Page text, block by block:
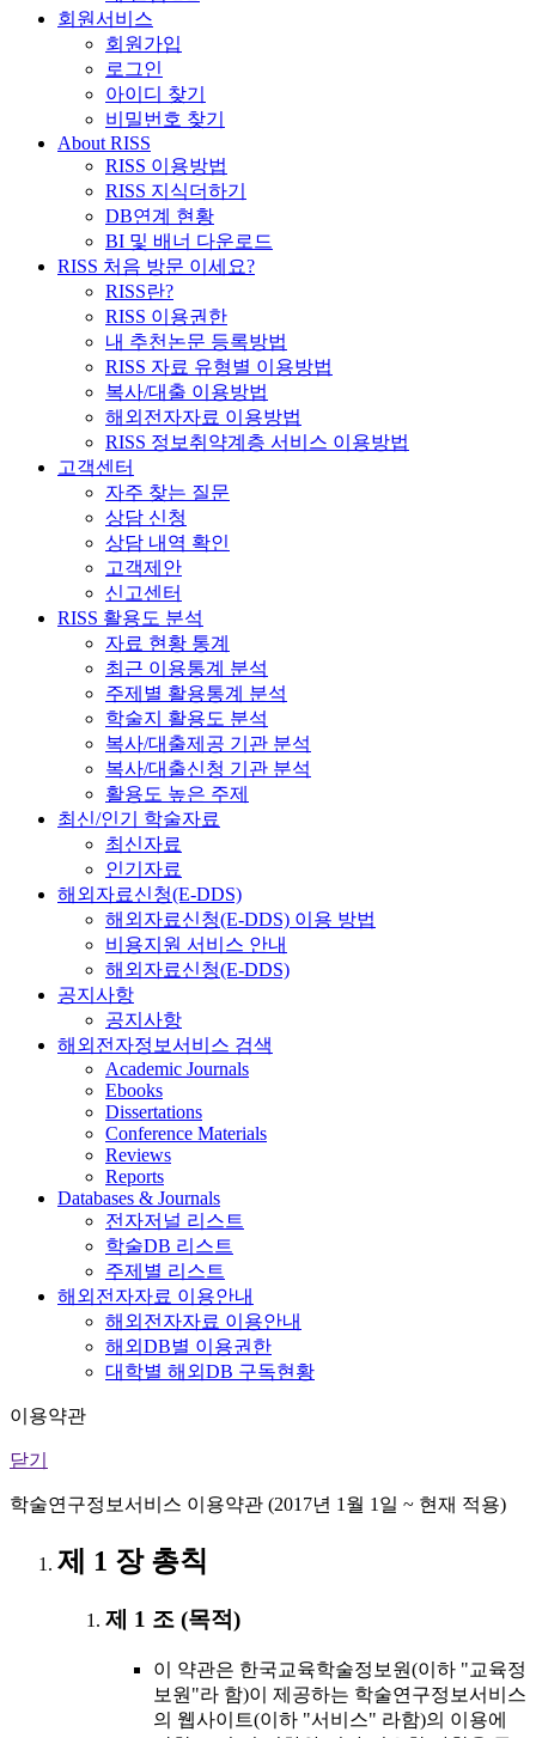
회원서비스
회원가입
로그인
아이디 찾기
비밀번호 찾기
About RISS
RISS 이용방법
RISS 지식더하기
DB연계 현황
BI 및 배너 다운로드
RISS 처음 방문 이세요?
RISS란?
RISS 이용권한
내 추천논문 등록방법
RISS 자료 유형별 이용방법
복사/대출 이용방법
해외전자자료 이용방법
RISS 정보취약계층 서비스 이용방법
고객센터
자주 찾는 질문
상담 신청
상담 내역 확인
고객제안
신고센터
RISS 활용도 분석
자료 현황 통계
최근 이용통계 분석
주제별 활용통계 분석
학술지 활용도 분석
복사/대출제공 기관 분석
복사/대출신청 기관 분석
활용도 높은 주제
최신/인기 학술자료
최신자료
인기자료
해외자료신청(E-DDS)
해외자료신청(E-DDS) 이용 방법
비용지원 서비스 안내
해외자료신청(E-DDS)
공지사항
공지사항
해외전자정보서비스 검색
Academic Journals
Ebooks
Dissertations
Conference Materials
Reviews
Reports
Databases & Journals
전자저널 리스트
학술DB 리스트
주제별 리스트
해외전자자료 이용안내
해외전자자료 이용안내
해외DB별 이용권한
대학별 해외DB 구독현황
이용약관
닫기
학술연구정보서비스 이용약관 (2017년 1월 1일 ~ 현재 적용)
제 1 장 총칙
제 1 조 (목적)
이 약관은 한국교육학술정보원(이하 "교육정
보원"라 함)이 제공하는 학술연구정보서비스
의 웹사이트(이하 "서비스" 라함)의 이용에